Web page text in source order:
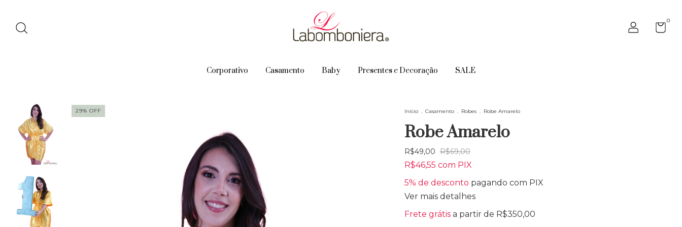
0
Corporativo Casamento Baby Presentes e Decoração SALE
29% OFF Início . Casamento . Robes . Robe Amarelo
Robe Amarelo
R$49,00 R$69,00
R$46,55 com PIX
5% de desconto pagando com PIX
Ver mais detalhes
Frete grátis a partir de R$350,00